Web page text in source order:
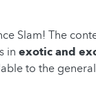
Slam! The
in exotic and
to the